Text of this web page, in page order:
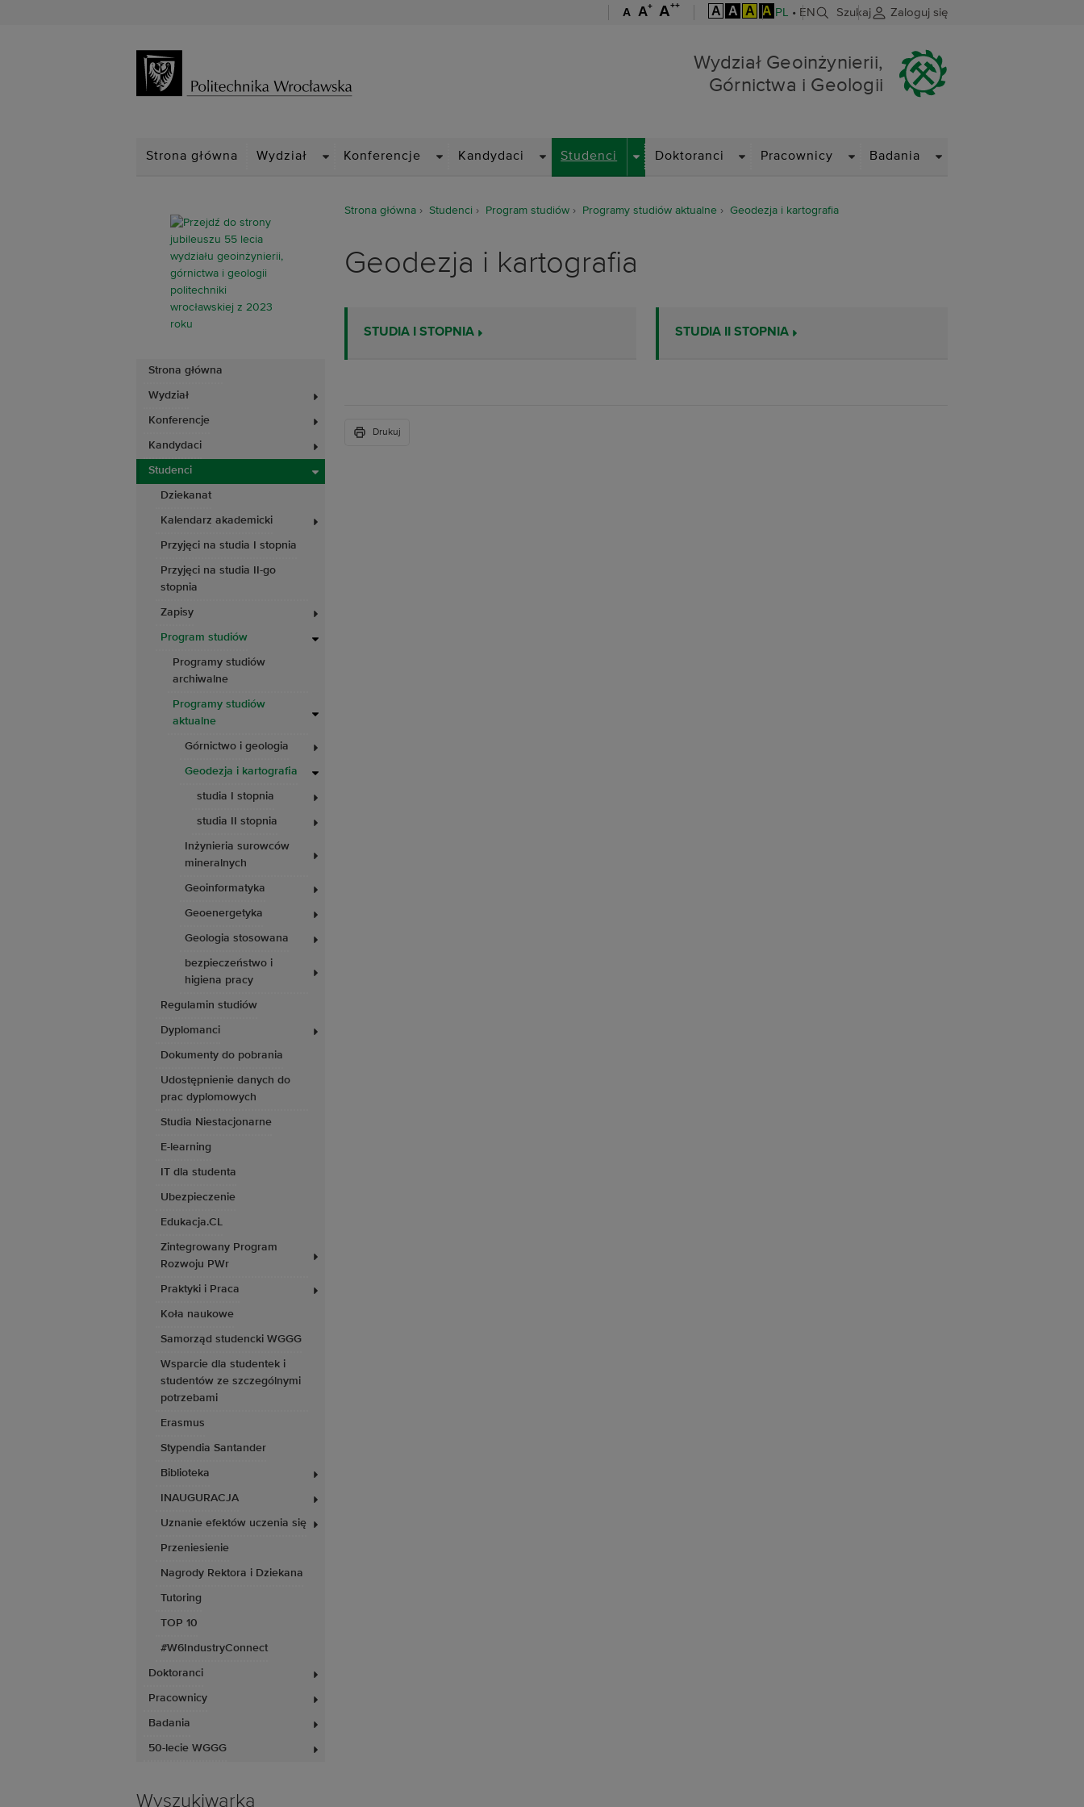
A A+ A++ A A A A PL • EN Szukaj Zaloguj się
Wydział Geoinżynierii, Górnictwa i Geologii
Wydział Geoinżynierii,
Górnictwa i Geologii
Strona główna Wydział Konferencje Kandydaci Studenci
DROPDOWN
Doktoranci Pracownicy Badania
Strona główna
Wydział
Konferencje
Kandydaci
Studenci
Dziekanat
Kalendarz akademicki
Przyjęci na studia I stopnia
Przyjęci na studia II-go
stopnia
Zapisy
Program studiów
Programy studiów
archiwalne
Programy studiów
aktualne
Górnictwo i geologia
Geodezja i kartografia
studia I stopnia
studia II stopnia
Inżynieria surowców
mineralnych
Geoinformatyka
Geoenergetyka
Geologia stosowana
bezpieczeństwo i
higiena pracy
Regulamin studiów
Dyplomanci
Dokumenty do pobrania
Udostępnienie danych do
prac dyplomowych
Studia Niestacjonarne
E-learning
IT dla studenta
Ubezpieczenie
Edukacja.CL
Zintegrowany Program
Rozwoju PWr
Praktyki i Praca
Koła naukowe
Samorząd studencki WGGG
Wsparcie dla studentek i
studentów ze szczególnymi
potrzebami
Erasmus
Stypendia Santander
Biblioteka
INAUGURACJA
Uznanie efektów uczenia się
Przeniesienie
Nagrody Rektora i Dziekana
Tutoring
TOP 10
#W6IndustryConnect
Doktoranci
Pracownicy
Badania
50-lecie WGGG
Wyszukiwarka
Strona główna Studenci Program studiów Programy studiów aktualne Geodezja i kartografia
Geodezja i kartografia
STUDIA I STOPNIA STUDIA II STOPNIA
Drukuj